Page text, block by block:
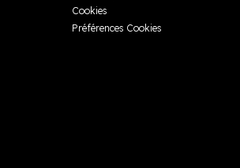
Cookies
Préférences Cookies